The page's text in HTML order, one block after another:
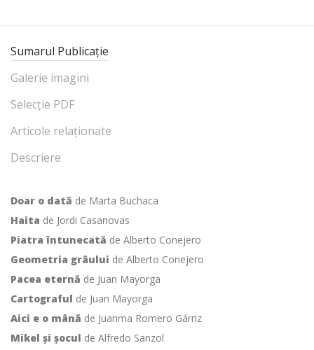
Sumarul Publicație
Galerie imagini
Selecție PDF
Articole relaționate
Descriere
Doar o dată de Marta Buchaca
Haita de Jordi Casanovas
Piatra întunecată de Alberto Conejero
Geometria grâului de Alberto Conejero
Pacea eternă de Juan Mayorga
Cartograful de Juan Mayorga
Aici e o mână de Juanma Romero Gárriz
Mikel și șocul de Alfredo Sanzol